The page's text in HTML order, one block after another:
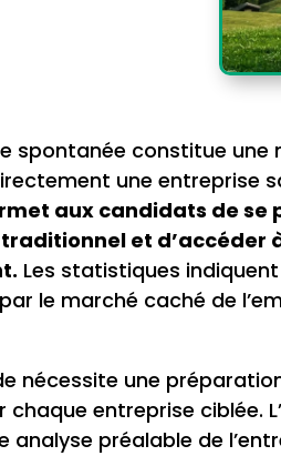
spontanée constitue une
une entreprise
aux candidats de se
et d’accéder
Les statistiques
le marché caché de
nécessite une
chaque entreprise ciblée.
analyse préalable de